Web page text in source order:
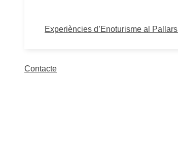
Experiències d’Enoturisme al Pallars
Contacte